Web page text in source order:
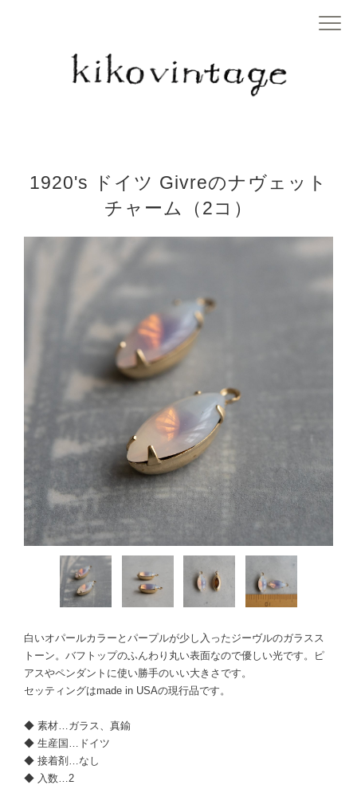
1920's ドイツ Givreのナヴェット
チャーム（2コ）
白いオパールカラーとパープルが少し入ったジーヴルのガラスス
トーン。バフトップのふんわり丸い表面なので優しい光です。ピ
アスやペンダントに使い勝手のいい大きさです。
セッティングはmade in USAの現行品です。
◆ 素材…ガラス、真鍮
◆ 生産国…ドイツ
◆ 接着剤…なし
◆ 入数…2